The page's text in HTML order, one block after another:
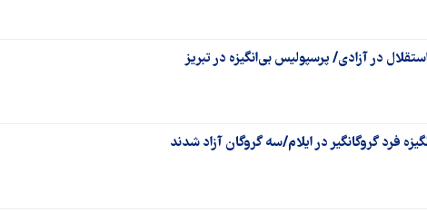
در آزادی/ پرسپولیس بی‌انگیزه در تبریز
فرد گروگانگیر در ایلام/سه گروگان آزاد شدند